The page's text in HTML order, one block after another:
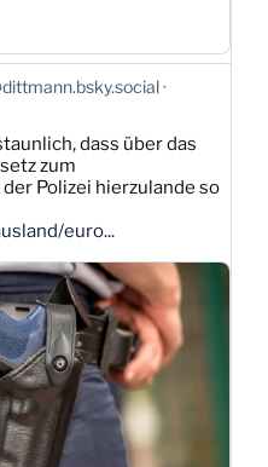
dass über das
zum
Polizei hierzulande so
euro...